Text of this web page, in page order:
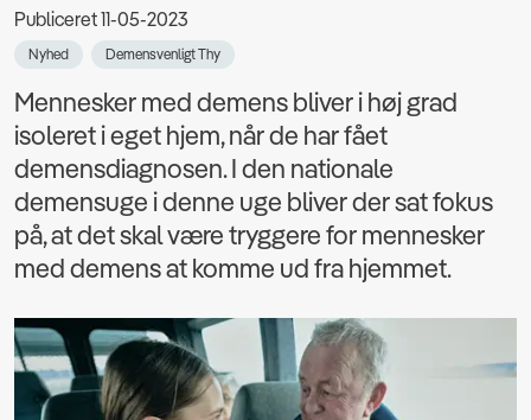
Publiceret 11-05-2023
Nyhed Demensvenligt Thy
Mennesker med demens bliver i høj grad
isoleret i eget hjem, når de har fået
demensdiagnosen. I den nationale
demensuge i denne uge bliver der sat fokus
på, at det skal være tryggere for mennesker
med demens at komme ud fra hjemmet.